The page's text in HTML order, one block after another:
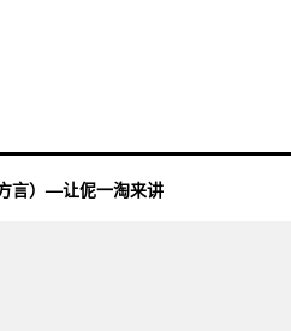
言）—让伲一淘来讲